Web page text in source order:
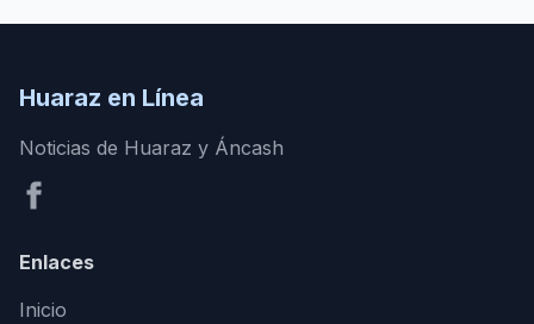
Huaraz en Línea
Noticias de Huaraz y Áncash
Enlaces
Inicio